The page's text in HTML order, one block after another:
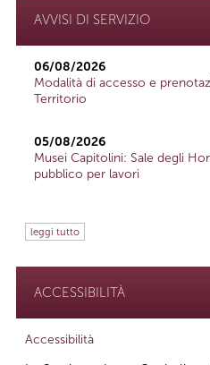
AVVISI DI SERVIZIO
06/08/2026
Modalità di accesso e
Territorio
05/08/2026
Musei Capitolini: Sale degli
pubblico per lavori
leggi tutto
ACCESSIBILITÀ
Accessibilità